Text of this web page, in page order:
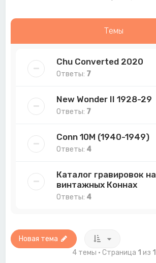
Темы
Chu Converted 2020
Ответы: 7
New Wonder II 1928-29
Ответы: 7
Conn 10M (1940-1949)
Ответы: 4
Каталог гравировок на
винтажных Коннах
Ответы: 4
Новая тема
4 темы • Страница 1 из 1